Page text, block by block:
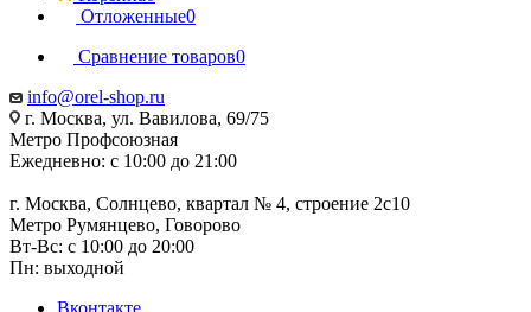
Отложенные0
Сравнение товаров0
info@orel-shop.ru
г. Москва, ул. Вавилова, 69/75
Метро Профсоюзная
Ежедневно: с 10:00 до 21:00
г. Москва, Солнцево, квартал № 4, строение 2с10
Метро Румянцево, Говорово
Вт-Вс: с 10:00 до 20:00
Пн: выходной
Вконтакте